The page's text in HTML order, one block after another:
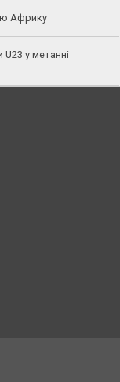
Африку
у метанні